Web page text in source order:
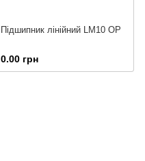
Підшипник лінійний LM10 OP
0.00 грн